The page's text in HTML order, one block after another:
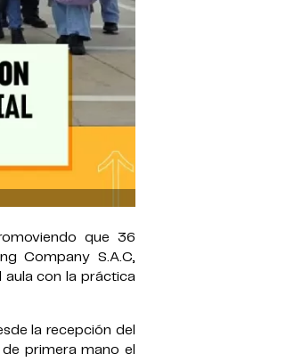
que 36
Company S.A.C,
aula con la práctica
la recepción del
primera mano el